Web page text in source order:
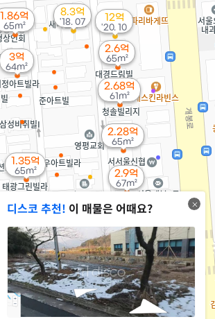
2.6억
65m²
2.28억
65m²
3억
64m²
2.68억
61m²
1.35억
65m² 2.9억
67m²
1.68억
41m²
2.24억
49m²
2.1억
65m²
12억
'20. 10
1.86억
65m²
8.3억
'18. 07
디스코 추천! 이 매물은 어때요?